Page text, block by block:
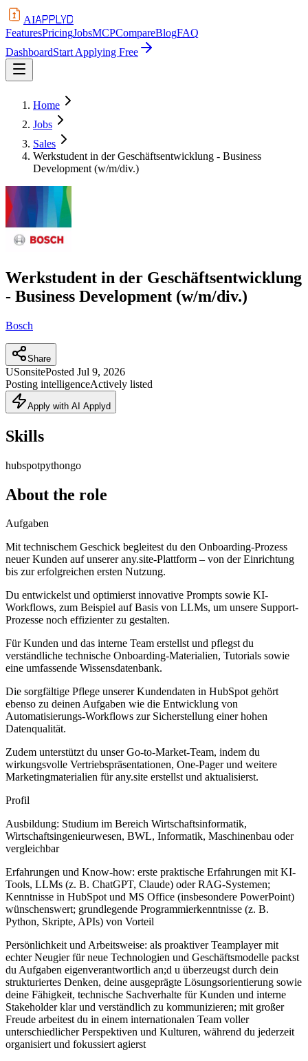
AIAPPLYD
FeaturesPricingJobsMCPCompareBlogFAQ
DashboardStart Applying Free
Home
Jobs
Sales
Werkstudent in der Geschäftsentwicklung - Business
Development (w/m/div.)
Werkstudent in der Geschäftsentwicklung
- Business Development (w/m/div.)
Bosch
Share
USonsitePosted Jul 9, 2026
Posting intelligenceActively listed
Apply with AI Applyd
Skills
hubspotpythongo
About the role
Aufgaben
Mit technischem Geschick begleitest du den Onboarding-Prozess
neuer Kunden auf unserer any.site-Plattform – von der Einrichtung
bis zur erfolgreichen ersten Nutzung.
Du entwickelst und optimierst innovative Prompts sowie KI-
Workflows, zum Beispiel auf Basis von LLMs, um unsere Support-
Prozesse noch effizienter zu gestalten.
Für Kunden und das interne Team erstellst und pflegst du
verständliche technische Onboarding-Materialien, Tutorials sowie
eine umfassende Wissensdatenbank.
Die sorgfältige Pflege unserer Kundendaten in HubSpot gehört
ebenso zu deinen Aufgaben wie die Entwicklung von
Automatisierungs-Workflows zur Sicherstellung einer hohen
Datenqualität.
Zudem unterstützt du unser Go-to-Market-Team, indem du
wirkungsvolle Vertriebspräsentationen, One-Pager und weitere
Marketingmaterialien für any.site erstellst und aktualisierst.
Profil
Ausbildung: Studium im Bereich Wirtschaftsinformatik,
Wirtschaftsingenieurwesen, BWL, Informatik, Maschinenbau oder
vergleichbar
Erfahrungen und Know-how: erste praktische Erfahrungen mit KI-
Tools, LLMs (z. B. ChatGPT, Claude) oder RAG-Systemen;
Kenntnisse in HubSpot und MS Office (insbesondere PowerPoint)
wünschenswert; grundlegende Programmierkenntnisse (z. B.
Python, Skripte, APIs) von Vorteil
Persönlichkeit und Arbeitsweise: als proaktiver Teamplayer mit
echter Neugier für neue Technologien und Geschäftsmodelle packst
du Aufgaben eigenverantwortlich an;d u überzeugst durch dein
strukturiertes Denken, deine ausgeprägte Lösungsorientierung sowie
deine Fähigkeit, technische Sachverhalte für Kunden und interne
Stakeholder klar und verständlich zu kommunizieren; mit großer
Freude arbeitest du in einem internationalen Team voller
unterschiedlicher Perspektiven und Kulturen, während du jederzeit
organisiert und fokussiert agierst